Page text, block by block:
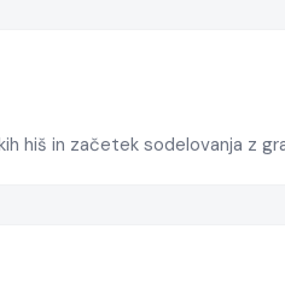
hiš in začetek sodelovanja z